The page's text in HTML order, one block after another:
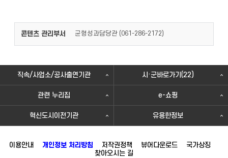
콘텐츠 관리부서 균형성과담당관 (061-286-2172)
직속/사업소/공사출연기관 시·군바로가기(22)
관련 누리집 e-쇼핑
혁신도시이전기관 유용한정보
이용안내 개인정보 처리방침 저작권정책 뷰어다운로드
국가상징
찾아오시는 길